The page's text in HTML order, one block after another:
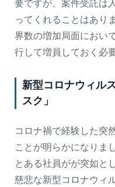
要ですが、案件受託は
ってくれることはあり
界数の増加局面におい
行して増員しておく必
新型コロナウィル
スク」
コロナ禍で経験した突
ことが明らかになりま
とある社員がが突如と
慈悲な新型コロナウィ